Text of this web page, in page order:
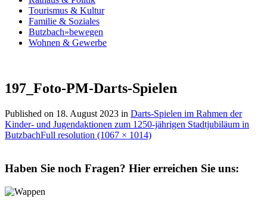
Tourismus & Kultur
Familie & Soziales
Butzbach»bewegen
Wohnen & Gewerbe
197_Foto-PM-Darts-Spielen
Published on 18. August 2023 in Darts-Spielen im Rahmen der
Kinder- und Jugendaktionen zum 1250-jährigen Stadtjubiläum in
ButzbachFull resolution (1067 × 1014)
Haben Sie noch Fragen? Hier erreichen Sie uns: